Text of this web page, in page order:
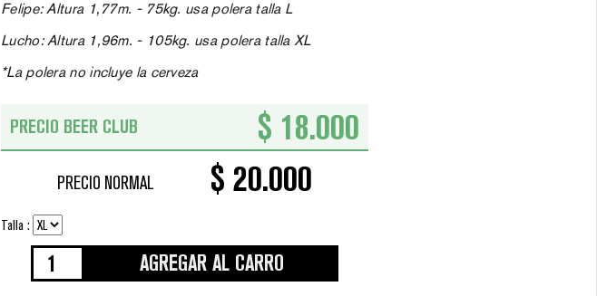
Felipe: Altura 1,77m. - 75kg. usa polera talla L
Lucho: Altura 1,96m. - 105kg. usa polera talla XL
*La polera no incluye la cerveza
PRECIO BEER CLUB $ 18.000
PRECIO NORMAL $ 20.000
Talla :
AGREGAR AL CARRO